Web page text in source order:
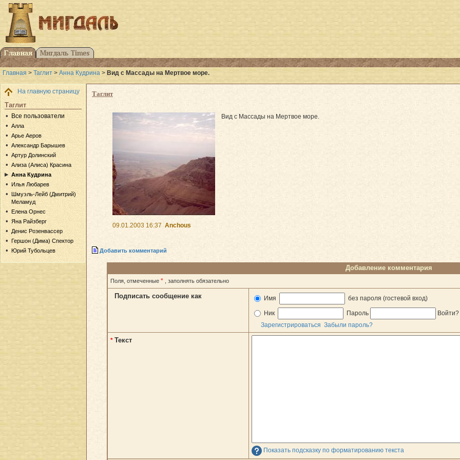
Главная > Таглит > Анна Кудрина > Вид с Массады на Мертвое море.
На главную страницу
Таглит
Все пользователи
Алла
Арье Аеров
Александр Барышев
Артур Долинский
Ализа (Алиса) Красина
Анна Кудрина
Илья Любарев
Шмуэль-Лейб (Дмитрий)
Меламуд
Елена Орнес
Яна Райзберг
Денис Розенвассер
Гершон (Дима) Спектор
Юрий Тубольцев
Таглит
Вид с Массады на Мертвое море.
09.01.2003 16:37 Anchous
Добавить комментарий
Добавление комментария
Поля, отмеченные * , заполнять обязательно
Подписать сообщение как Имя без пароля (гостевой вход)
Ник Пароль
Войти?
Зарегистрироваться Забыли пароль?
* Текст
Показать подсказку по форматированию текста